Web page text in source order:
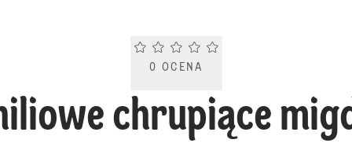
Current rating 0.0. Click to rate.
0 OCENA
chrupiące